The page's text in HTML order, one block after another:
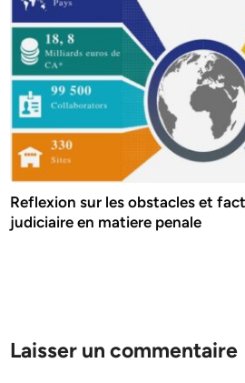
Reflexion sur les obstacles et
judiciaire en matiere penale
Laisser un commentaire